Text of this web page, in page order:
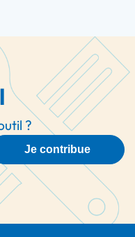
?
Je contribue